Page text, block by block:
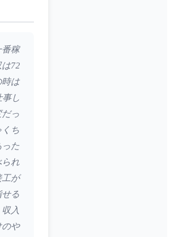
番稼
72
時は
し
だっ
くち
った
られ
工が
る
入
のや